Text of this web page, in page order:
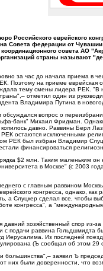
Российского еврейского
Совета федерации от
совета АО
страны называют
за час до начала приема в
Поэтому на приеме еврейская
тему смены лидера РЕК. "В
отметил один из
Владимира Путина в
вопрос о
банк" Михаил Фридман.
давно. Раввины Берл
остаются исключенными
РЕК был избран Владимир
финансироваться
$2 млн. Таким маленьким
в Москве" (с 2003
с главным раввином
конгресса, однако, как
а Слуцкер сделал все, чтобы
конгресса", а
хозяйственный спор из-
с подачи раввина Гольдшмидта
Иерусалима. Из последней
(Ъ сообщал об этом 29
заявил Ъ
были доверенности, что